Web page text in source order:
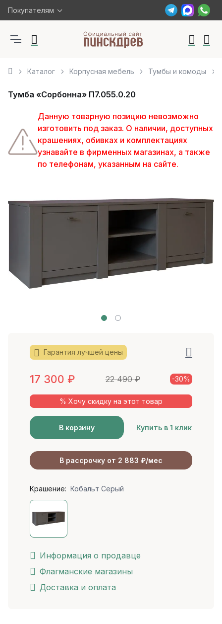
Покупателям
Каталог Корпусная мебель Тумбы и комоды
Тумба «Сорбонна» П7.055.0.20
Данную товарную позицию невозможно
изготовить под заказ. О наличии, доступных
крашениях, обивках и комплектациях
узнавайте в фирменных магазинах, а также
по телефонам, указанным на сайте.
Гарантия лучшей цены
17 300 ₽ 22 490₽ -30%
% Хочу скидку на этот товар
В корзину Купить в 1 клик
В рассрочку от 2 883 ₽/мес
Крашение: Кобальт Серый
Информация о продавце
Флагманские магазины
Доставка и оплата